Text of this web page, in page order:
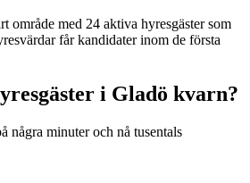
område med 24 aktiva hyresgäster som
får kandidater inom de första
i Gladö kvarn?
några minuter och nå tusentals